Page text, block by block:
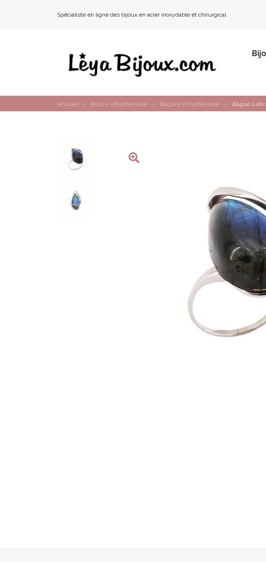
Spécialiste en ligne des bijoux en acier inoxydable et chirurgical
Accueil Bijoux lithothérapie Bagues lithothérapie Bague